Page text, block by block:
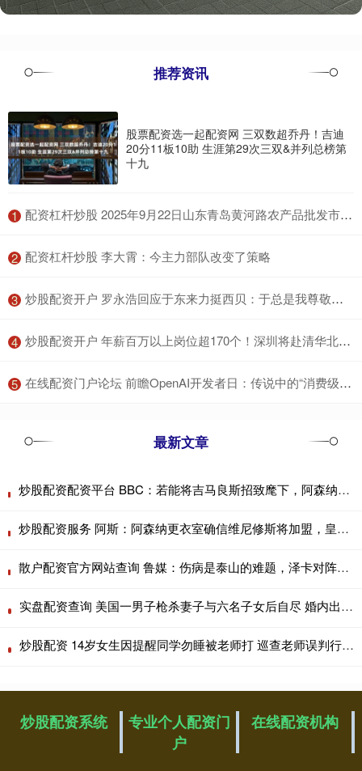
推荐资讯
股票配资选一起配资网 三双数超乔丹！吉迪
20分11板10助 生涯第29次三双&并列总榜第
十九
1 ​配资杠杆炒股 2025年9月22日山东青岛黄河路农产品批发市场价格行情
2 ​配资杠杆炒股 李大霄：今主力部队改变了策略
3 ​炒股配资开户 罗永浩回应于东来力挺西贝：于总是我尊敬的企业家，千万不要被损友误导连累了名声
4 ​炒股配资开户 年薪百万以上岗位超170个！深圳将赴清华北大招揽AI英才
5 ​在线配资门户论坛 前瞻OpenAI开发者日：传说中的“消费级AI产品”是什么？
最新文章
炒股配资配资平台 BBC：若能将吉马良斯招致麾下，阿森纳将迎来一位天生的领袖
炒股配资服务 阿斯：阿森纳更衣室确信维尼修斯将加盟，皇马不会满足其薪资要求
散户配资官方网站查询 鲁媒：伤病是泰山的难题，泽卡对阵海港被换下因内收肌发紧
实盘配资查询 美国一男子枪杀妻子与六名子女后自尽 婚内出轨引发悲剧
炒股配资 14岁女生因提醒同学勿睡被老师打 巡查老师误判行为引发争议
炒股配资系统
专业个人配资门
户
在线配资机构